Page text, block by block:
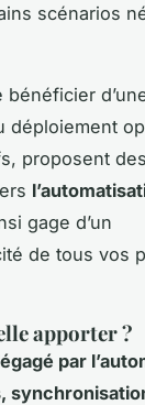
scénarios
bénéficier
déploiement
proposent
gage d’un
de tous vos
apporter ?
par